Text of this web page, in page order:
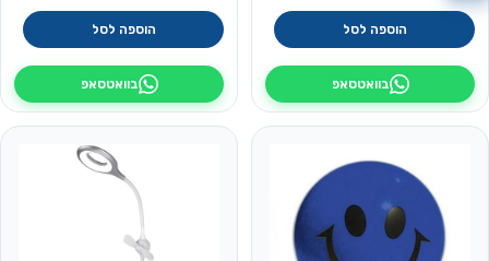
הוספה לסל
בוואטסאפ
הוספה לסל
בוואטסאפ